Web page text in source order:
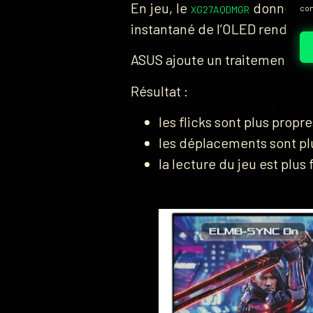
En jeu, le XG27AQDMGR donne
instantané de l’OLED
ASUS ajoute un traitement
Résultat :
les flicks sont plus
les déplacements sont
la lecture du jeu est plus